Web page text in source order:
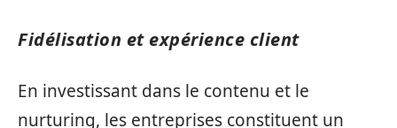
Fidélisation et expérience client
En investissant dans le contenu et le
nurturing, les entreprises constituent un